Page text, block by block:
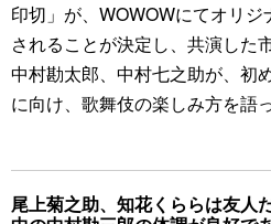
印切」が、WOWOWにてオリ
されることが決定し、共演した
中村勘太郎、中村七之助が、初
に向け、歌舞伎の楽しみ方を語っ
尾上菊之助、知花くららは友人